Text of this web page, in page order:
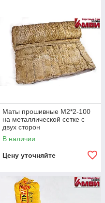
Маты прошивные М2*2-100
на металлической сетке с
двух сторон
В наличии
Цену уточняйте